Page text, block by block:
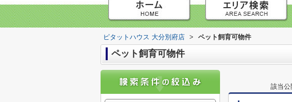
ピタットハウス 大分別府店 > ペット飼育可物件
ペット飼育可物件
該当公